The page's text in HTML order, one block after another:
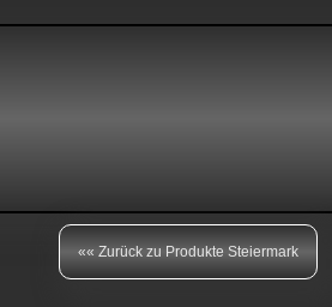
«« Zurück zu Produkte Steiermark